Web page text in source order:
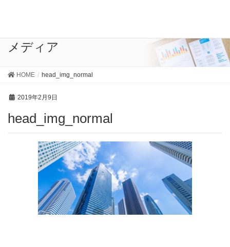
メディア
HOME head_img_normal
2019年2月9日
head_img_normal